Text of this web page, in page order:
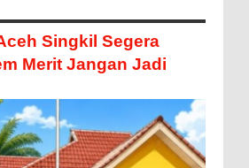
Singkil Segera
Merit Jangan Jadi